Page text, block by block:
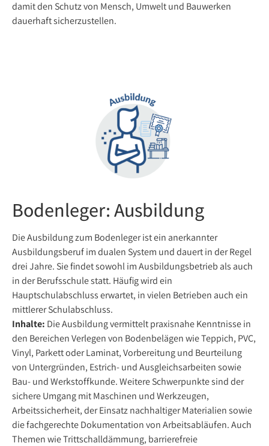
damit den Schutz von Mensch, Umwelt und Bauwerken
dauerhaft sicherzustellen.
Bodenleger: Ausbildung
Die Ausbildung zum Bodenleger ist ein anerkannter
Ausbildungsberuf im dualen System und dauert in der Regel
drei Jahre. Sie findet sowohl im Ausbildungsbetrieb als auch
in der Berufsschule statt. Häufig wird ein
Hauptschulabschluss erwartet, in vielen Betrieben auch ein
mittlerer Schulabschluss.
Inhalte: Die Ausbildung vermittelt praxisnahe Kenntnisse in
den Bereichen Verlegen von Bodenbelägen wie Teppich, PVC,
Vinyl, Parkett oder Laminat, Vorbereitung und Beurteilung
von Untergründen, Estrich- und Ausgleichsarbeiten sowie
Bau- und Werkstoffkunde. Weitere Schwerpunkte sind der
sichere Umgang mit Maschinen und Werkzeugen,
Arbeitssicherheit, der Einsatz nachhaltiger Materialien sowie
die fachgerechte Dokumentation von Arbeitsabläufen. Auch
Themen wie Trittschalldämmung, barrierefreie